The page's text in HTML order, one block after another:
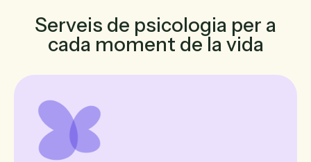
Serveis de psicologia per a
cada moment de la vida